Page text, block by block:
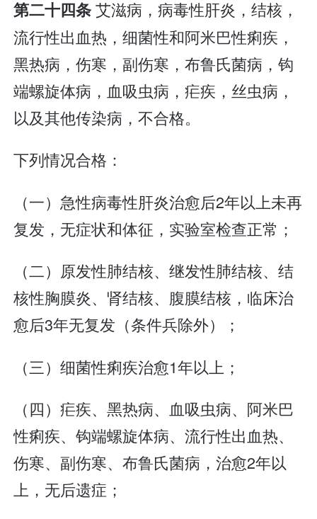
第二十四条艾滋病，病毒性肝炎，结核，
流行性出血热，细菌性和阿米巴性痢疾，
黑热病，伤寒，副伤寒，布鲁氏菌病，钩
端螺旋体病，血吸虫病，疟疾，丝虫病，
以及其他传染病，不合格。
下列情况合格：
（一）急性病毒性肝炎治愈后2年以上未再
复发，无症状和体征，实验室检查正常；
（二）原发性肺结核、继发性肺结核、结
核性胸膜炎、肾结核、腹膜结核，临床治
愈后3年无复发（条件兵除外）；
（三）细菌性痢疾治愈1年以上；
（四）疟疾、黑热病、血吸虫病、阿米巴
性痢疾、钩端螺旋体病、流行性出血热、
伤寒、副伤寒、布鲁氏菌病，治愈2年以
上，无后遗症；